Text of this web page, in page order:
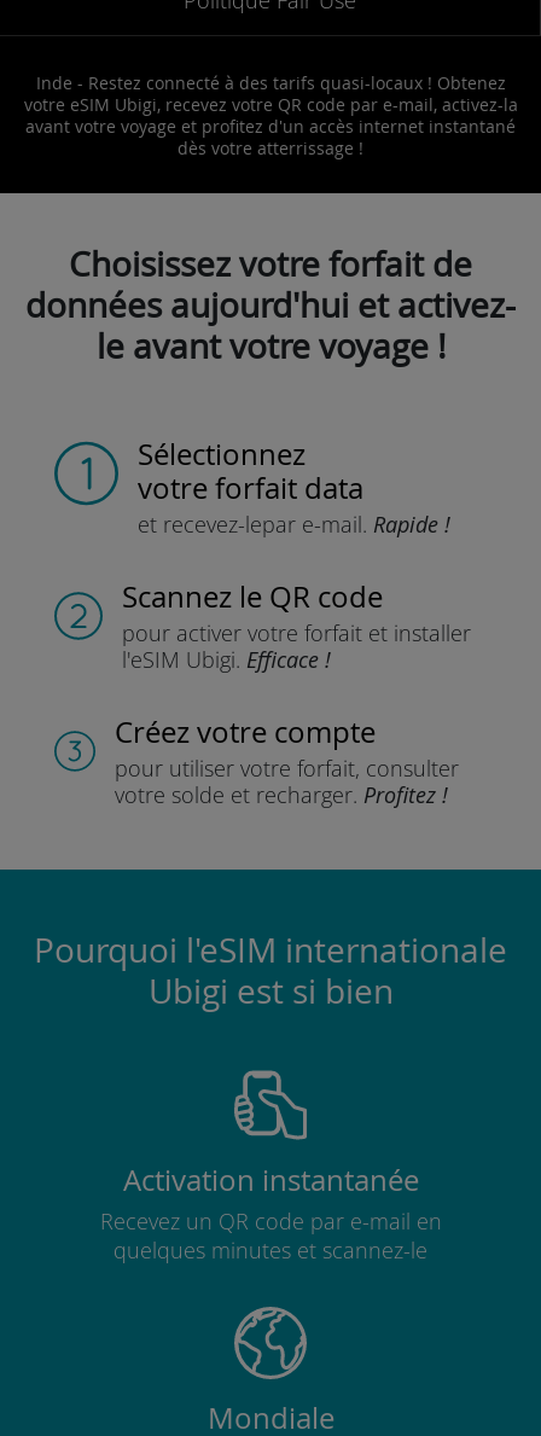
Inde - Restez connecté à des tarifs quasi-locaux ! Obtenez
votre eSIM Ubigi, recevez votre QR code par e-mail, activez-la
avant votre voyage et profitez d'un accès internet instantané
dès votre atterrissage !
Choisissez votre forfait de
données aujourd'hui et activez-
le avant votre voyage !
Sélectionnez
votre forfait data
et recevez-lepar e-mail. Rapide !
Scannez le QR code
pour activer votre forfaitet installer
l'eSIM Ubigi. Efficace !
Créez votre compte
pour utiliser votre forfait, consulter
votre solde et recharger. Profitez !
Pourquoi l'eSIM internationale
Ubigi est si bien
Activation instantanée
Recevez un QR code par e-mail en
quelques minutes et scannez-le
Mondiale